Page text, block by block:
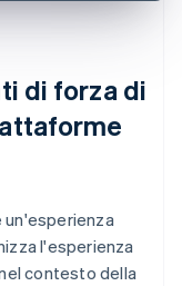
di forza di
un'esperienza
l'esperienza
contesto della